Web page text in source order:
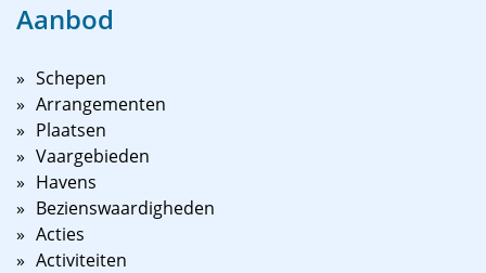
Aanbod
Schepen
Arrangementen
Plaatsen
Vaargebieden
Havens
Bezienswaardigheden
Acties
Activiteiten